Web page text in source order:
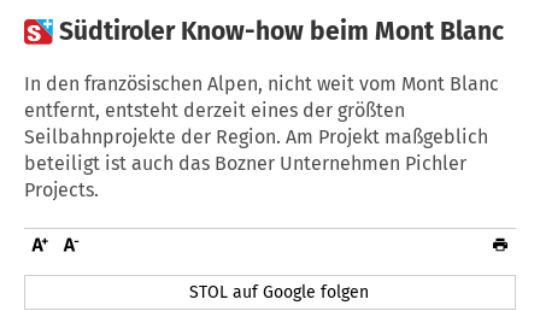
Südtiroler Know-how beim Mont Blanc
In den französischen Alpen, nicht weit vom Mont Blanc
entfernt, entsteht derzeit eines der größten
Seilbahnprojekte der Region. Am Projekt maßgeblich
beteiligt ist auch das Bozner Unternehmen Pichler
Projects.
STOL auf Google folgen